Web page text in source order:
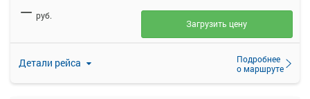
Детали рейса
Подробнее
о маршруте
— руб.
Загрузить цену